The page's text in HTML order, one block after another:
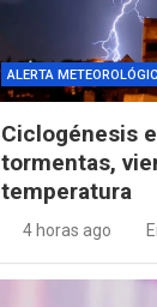
ALERTA
Ciclogénesis
tormentas,
temperatura
4 horas ago